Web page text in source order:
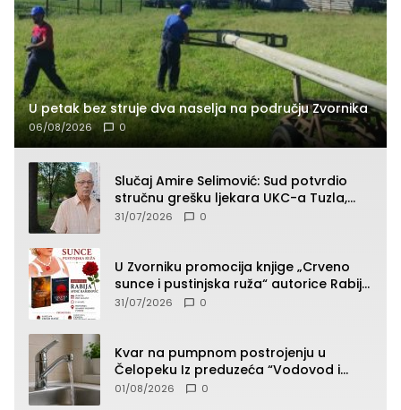
U petak bez struje dva naselja na području Zvornika
06/08/2026 0
Slučaj Amire Selimović: Sud potvrdio
stručnu grešku ljekara UKC-a Tuzla,
presudan dokaz ostala obdukcija
31/07/2026 0
U Zvorniku promocija knjige „Crveno
sunce i pustinjska ruža“ autorice Rabije
Avdić-Hamidović
31/07/2026 0
Kvar na pumpnom postrojenju u
Čelopeku Iz preduzeća “Vodovod i
komunalije”
01/08/2026 0